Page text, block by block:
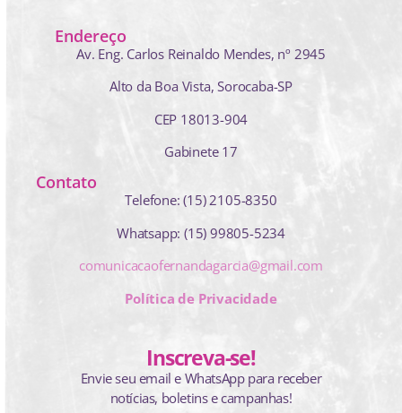
Endereço
Av. Eng. Carlos Reinaldo Mendes, nº 2945
Alto da Boa Vista, Sorocaba-SP
CEP 18013-904
Gabinete 17
Contato
Telefone: (15) 2105-8350
Whatsapp: (15) 99805-5234
comunicacaofernandagarcia@gmail.com
Política de Privacidade
Inscreva-se!
Envie seu email e WhatsApp para receber
notícias, boletins e campanhas!